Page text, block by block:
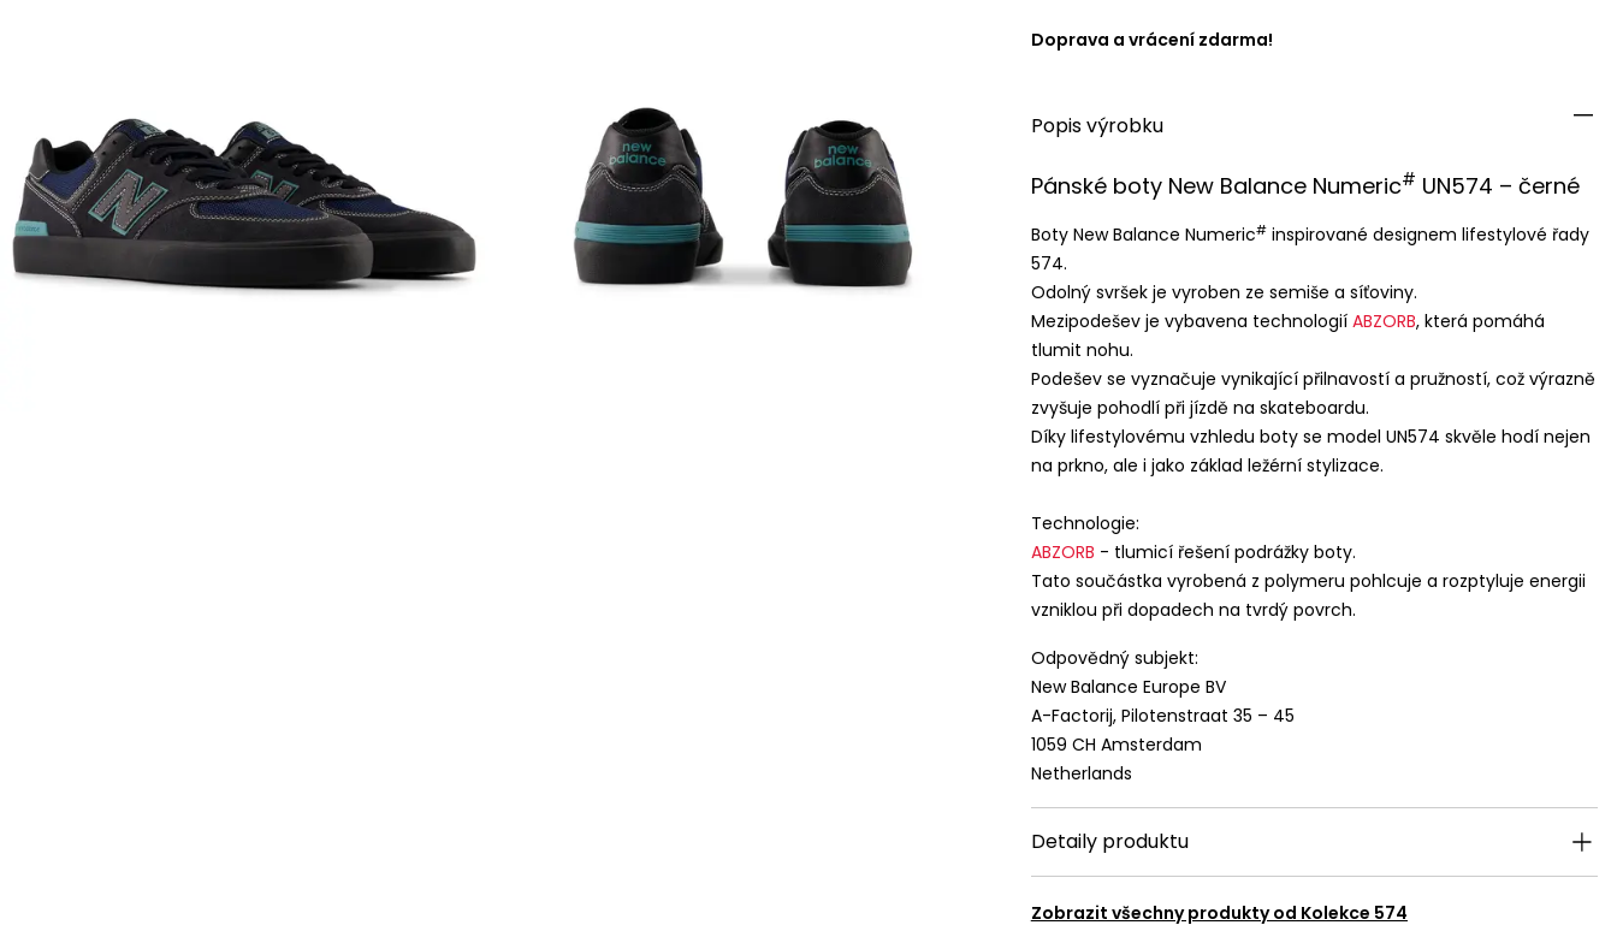
Doprava a vrácení zdarma!
Popis výrobku
Pánské boty New Balance Numeric# UN574 – černé
Boty New Balance Numeric#inspirované designem lifestylové řady
574.
Odolný svršek je vyroben ze semiše a síťoviny.
Mezipodešev je vybavena technologií ABZORB, která pomáhá
tlumit nohu.
Podešev se vyznačuje vynikající přilnavostí a pružností, což výrazně
zvyšuje pohodlí při jízdě na skateboardu.
Díky lifestylovému vzhledu boty se model UN574 skvěle hodí nejen
na prkno, ale i jako základ ležérní stylizace.
Technologie:
ABZORB - tlumicí řešení podrážky boty.
Tato součástka vyrobená z polymeru pohlcuje a rozptyluje energii
vzniklou při dopadech na tvrdý povrch.
Odpovědný subjekt:
New Balance Europe BV
A-Factorij, Pilotenstraat 35 – 45
1059 CH Amsterdam
Netherlands
Detaily produktu
Zobrazit všechny produkty od Kolekce 574
Tyto stránky používají cookies za účelem poskytování služeb, včetně služeb souvisejících se
správným fungováním portálu, úpravou jeho obsahu, analýzou a průzkumy jeho využívání a
zobrazováním personalizované a nepersonalizované reklamy (profilování reklamy) v souladu se
. Podmínky uchovávání a přístupu